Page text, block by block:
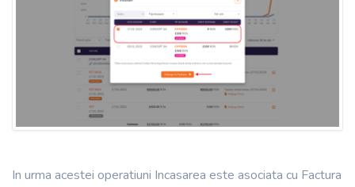
In urma acestei operatiuni Incasarea este asociata cu Factura